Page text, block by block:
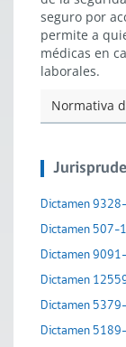
seguro por
permite a
médicas en
laborales.
Normativa
Dictamen
Dictamen 507-
Dictamen
Dictamen
Dictamen
Dictamen